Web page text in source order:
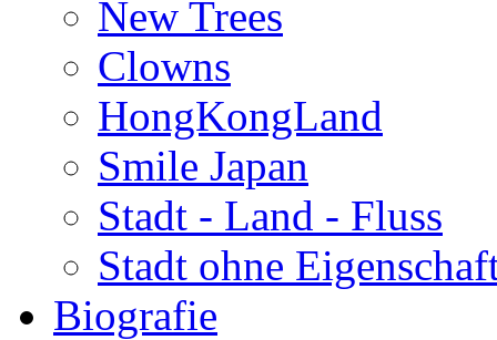
New Trees
Clowns
HongKongLand
Smile Japan
Stadt - Land - Fluss
Stadt ohne
Biografie